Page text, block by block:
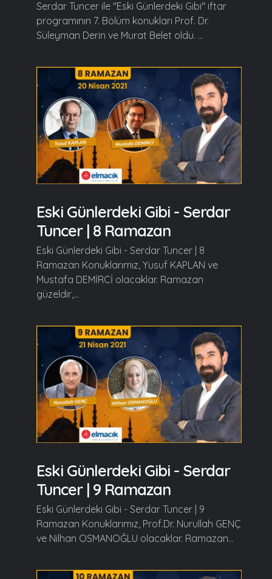
Serdar Tuncer ile "Eski Günlerdeki Gibi" iftar
programının 7. Bölüm konukları Prof. Dr.
Süleyman Derin ve Murat Belet oldu. ...
Eski Günlerdeki Gibi - Serdar
Tuncer | 8 Ramazan
Eski Günlerdeki Gibi - Serdar Tuncer | 8
Ramazan Konuklarımız, Yusuf KAPLAN ve
Mustafa DEMİRCİ olacaklar. Ramazan
güzeldir,...
Eski Günlerdeki Gibi - Serdar
Tuncer | 9 Ramazan
Eski Günlerdeki Gibi - Serdar Tuncer | 9
Ramazan Konuklarımız, Prof.Dr. Nurullah GENÇ
ve Nilhan OSMANOĞLU olacaklar. Ramazan...